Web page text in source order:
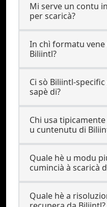
Mi serve un contu
per scaricà?
In chì formatu
Biliintl?
Ci sò Biliintl-
sapè di?
Chi usa
u cuntenutu di
Quale hè u modu
cumincià à scaricà
Quale hè a